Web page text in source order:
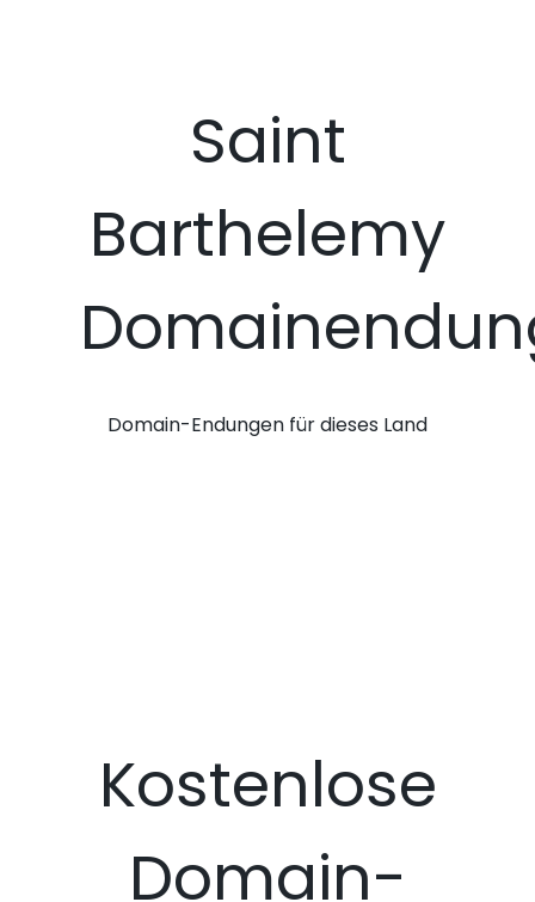
Saint
Barthelemy
Domain-Endungen für dieses Land
Kostenlose
Domain-